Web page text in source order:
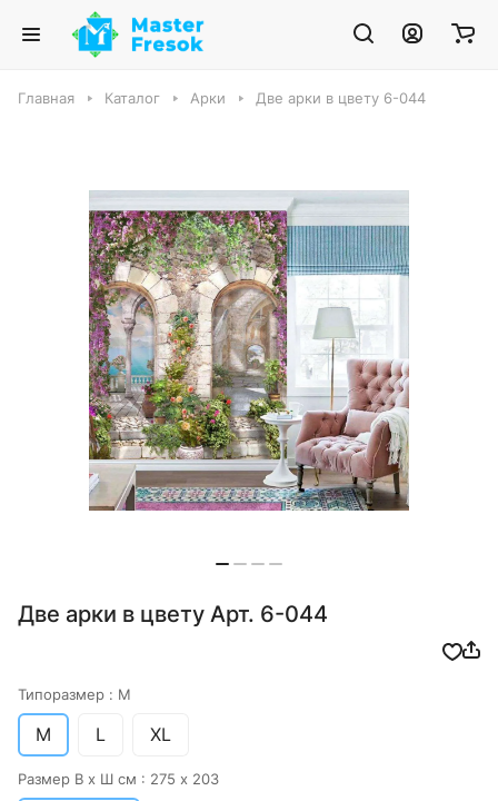
Главная Каталог Арки Две арки в цвету 6-044
Две арки в цвету Арт. 6-044
Типоразмер : M
M L XL
Размер В х Ш см : 275 х 203